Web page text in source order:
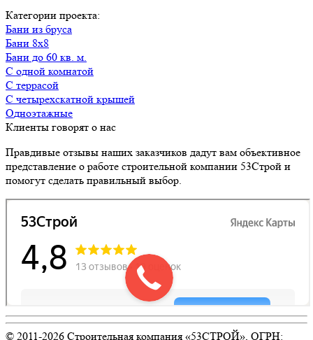
Категории проекта:
Бани из бруса
Бани 8х8
Бани до 60 кв. м.
с одной комнатой
с террасой
с четырехскатной крышей
Одноэтажные
Клиенты говорят о нас
Правдивые отзывы наших заказчиков дадут вам объективное
представление о работе строительной компании 53Строй и
помогут сделать правильный выбор.
© 2011-2026 Строительная компания «53СТРОЙ», ОГРН: